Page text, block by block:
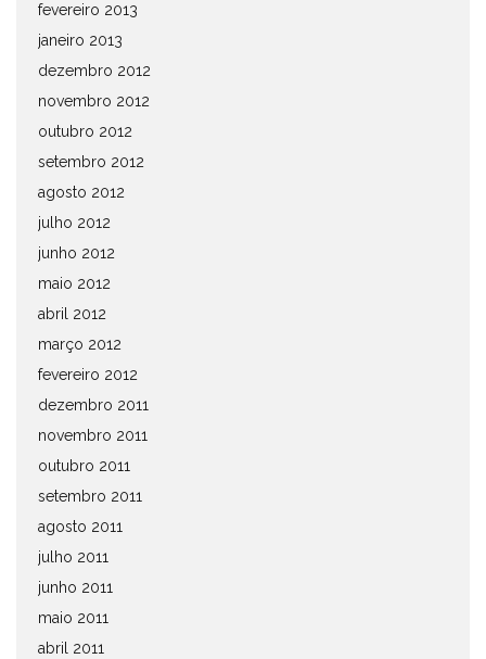
fevereiro 2013
janeiro 2013
dezembro 2012
novembro 2012
outubro 2012
setembro 2012
agosto 2012
julho 2012
junho 2012
maio 2012
abril 2012
março 2012
fevereiro 2012
dezembro 2011
novembro 2011
outubro 2011
setembro 2011
agosto 2011
julho 2011
junho 2011
maio 2011
abril 2011